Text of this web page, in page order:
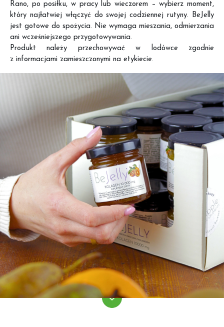
Rano, po posiłku, w pracy lub wieczorem – wybierz moment,
który najłatwiej włączyć do swojej codziennej rutyny. BeJelly
jest gotowe do spożycia. Nie wymaga mieszania, odmierzania
ani wcześniejszego przygotowywania.
Produkt należy przechowywać w lodówce zgodnie
z informacjami zamieszczonymi na etykiecie.